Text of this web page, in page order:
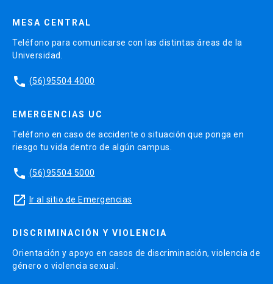
MESA CENTRAL
Teléfono para comunicarse con las distintas áreas de la
Universidad.
phone (56)95504 4000
EMERGENCIAS UC
Teléfono en caso de accidente o situación que ponga en
riesgo tu vida dentro de algún campus.
phone (56)95504 5000
launch Ir al sitio de Emergencias
DISCRIMINACIÓN Y VIOLENCIA
Orientación y apoyo en casos de discriminación, violencia de
género o violencia sexual.